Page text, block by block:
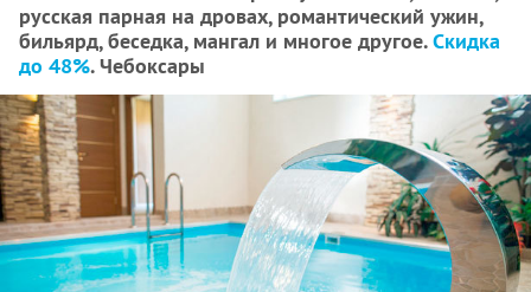
русская парная на дровах, романтический ужин,
бильярд, беседка, мангал и многое другое.Скидка
до 48%. Чебоксары